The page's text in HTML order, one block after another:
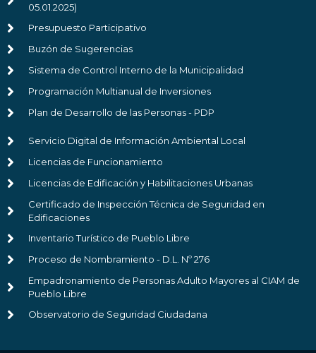
05.01.2025)
Presupuesto Participativo
Buzón de Sugerencias
Sistema de Control Interno de la Municipalidad
Programación Multianual de Inversiones
Plan de Desarrollo de las Personas - PDP
Servicio Digital de Información Ambiental Local
Licencias de Funcionamiento
Licencias de Edificación y Habilitaciones Urbanas
Certificado de Inspección Técnica de Seguridad en
Edificaciones
Inventario Turístico de Pueblo Libre
Proceso de Nombramiento - D.L. Nº 276
Empadronamiento de Personas Adulto Mayores al CIAM de
Pueblo Libre
Observatorio de Seguridad Ciudadana